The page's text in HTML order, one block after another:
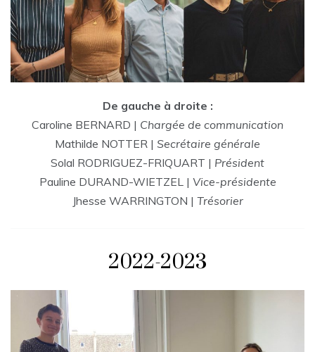
De gauche à droite :
Caroline BERNARD | Chargée de communication
Mathilde NOTTER | Secrétaire générale
Solal RODRIGUEZ-FRIQUART | Président
Pauline DURAND-WIETZEL | Vice-présidente
Jhesse WARRINGTON | Trésorier
2022-2023